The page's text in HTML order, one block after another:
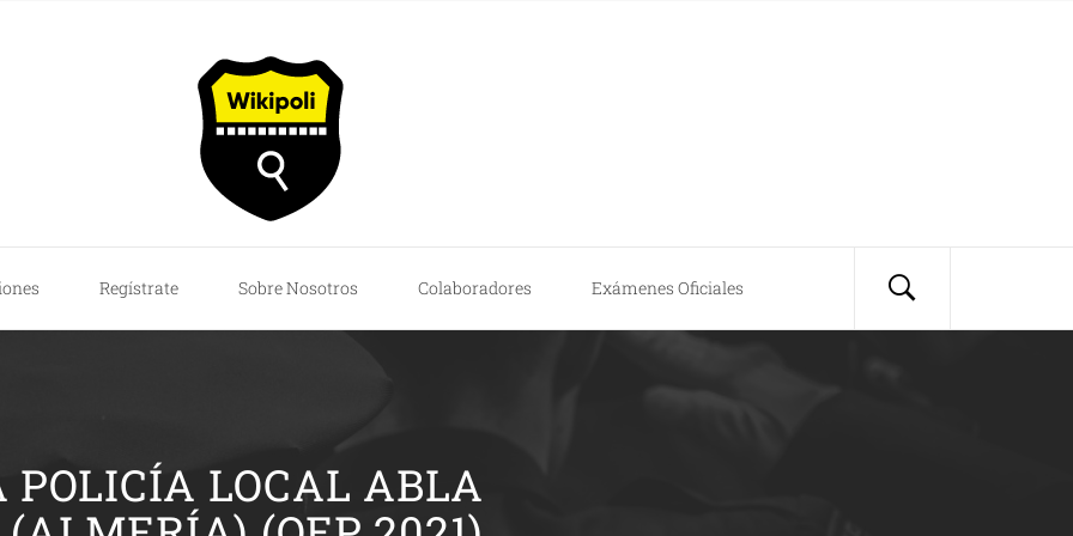
Regístrate Sobre Nosotros Colaboradores Exámenes Oficiales
POLICÍA LOCAL ABLA